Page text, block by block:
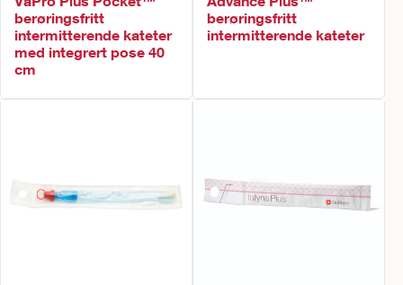
berøringsfritt
intermitterende kateter
med integrert pose 40
cm
berøringsfritt
intermitterende kateter